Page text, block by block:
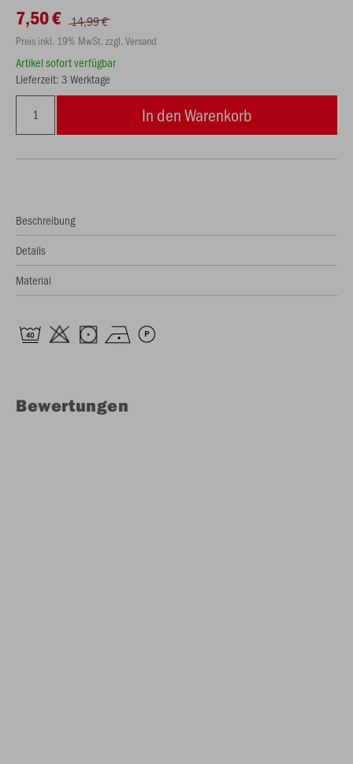
7,50 € 14,99 €
Preis inkl. 19% MwSt. zzgl. Versand
Artikel sofort verfügbar
Lieferzeit: 3 Werktage
In den Warenkorb
Beschreibung
Details
Material
Bewertungen